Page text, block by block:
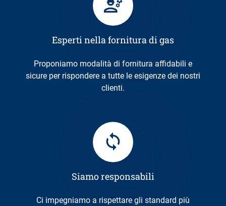
Esperti nella fornitura di gas
Proponiamo modalità di fornitura affidabili e
sicure per rispondere a tutte le esigenze dei nostri
clienti.
Siamo responsabili
Ci impegniamo a rispettare gli standard più